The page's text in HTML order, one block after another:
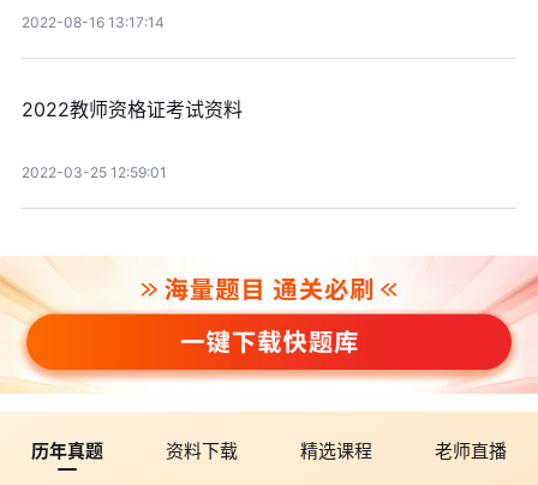
2022-08-16 13:17:14
2022教师资格证考试资料
2022-03-25 12:59:01
历年真题 资料下载 精选课程 老师直播